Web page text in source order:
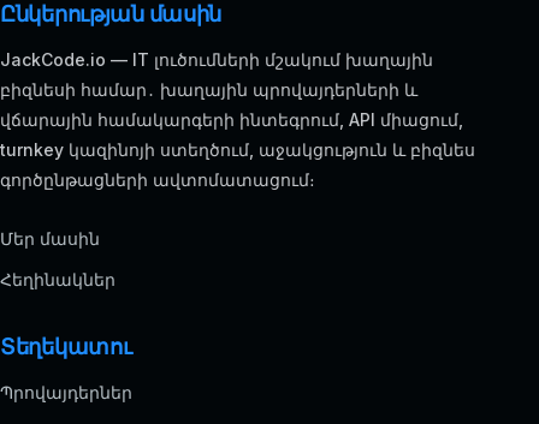
Ընկերության մասին
JackCode.io — IT լուծումների մշակում խաղային
բիզնեսի համար․ խաղային պրովայդերների և
վճարային համակարգերի ինտեգրում, API միացում,
turnkey կազինոյի ստեղծում, աջակցություն և բիզնես
գործընթացների ավտոմատացում։
Մեր մասին
Հեղինակներ
Տեղեկատու
Պրովայդերներ